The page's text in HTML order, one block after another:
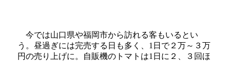
今では山口県や福岡市から訪れる客もいるとい
う。昼過ぎには完売する日も多く、1日で２万～３万
円の売り上げに。自販機のトマトは1日に２、３回ほ